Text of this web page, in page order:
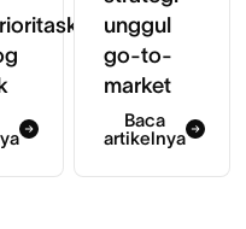
unggul
go-to-
market
Baca
artikelnya